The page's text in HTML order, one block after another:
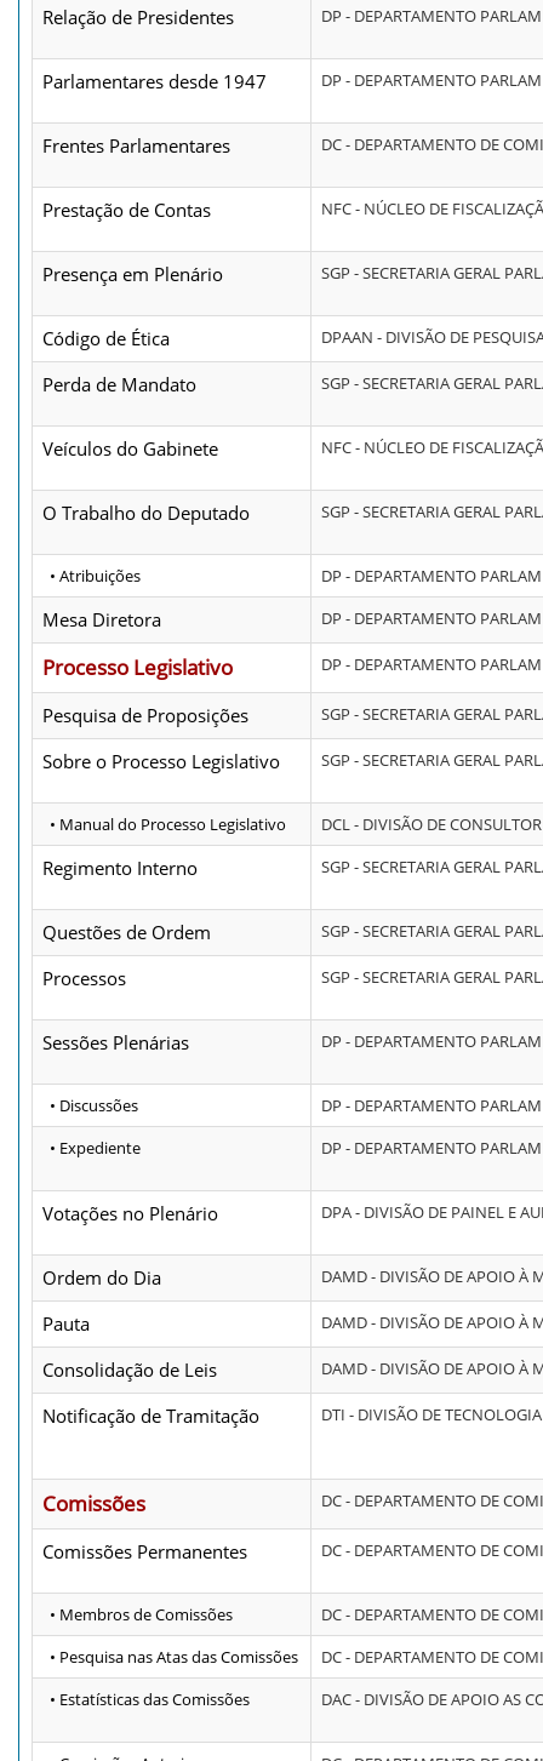
Relação de Presidentes DP - DEPARTAMENTO
Parlamentares desde 1947 DP - DEPARTAMENTO
Frentes Parlamentares DC - DEPARTAMENTO DE
Prestação de Contas NFC - NÚCLEO DE
Presença em Plenário SGP - SECRETARIA GERAL
Código de Ética DPAAN - DIVISÃO DE
Perda de Mandato SGP - SECRETARIA GERAL
Veículos do Gabinete NFC - NÚCLEO DE
O Trabalho do Deputado SGP - SECRETARIA GERAL
• Atribuições DP - DEPARTAMENTO
Mesa Diretora DP - DEPARTAMENTO
Processo Legislativo DP - DEPARTAMENTO
Pesquisa de Proposições SGP - SECRETARIA GERAL
Sobre o Processo Legislativo SGP - SECRETARIA GERAL
• Manual do Processo Legislativo DCL - DIVISÃO DE
Regimento Interno SGP - SECRETARIA GERAL
Questões de Ordem SGP - SECRETARIA GERAL
Processos SGP - SECRETARIA GERAL
Sessões Plenárias DP - DEPARTAMENTO
• Discussões
DP - DEPARTAMENTO
• Expediente
DP - DEPARTAMENTO
Votações no Plenário DPA - DIVISÃO DE PAINEL E
Ordem do Dia DAMD - DIVISÃO DE APOIO À
Pauta DAMD - DIVISÃO DE APOIO À
Consolidação de Leis DAMD - DIVISÃO DE APOIO À
Notificação de Tramitação DTI - DIVISÃO DE
Comissões DC - DEPARTAMENTO DE
Comissões Permanentes DC - DEPARTAMENTO DE
• Membros de Comissões
DC - DEPARTAMENTO DE
• Pesquisa nas Atas das Comissões
DC - DEPARTAMENTO DE
• Estatísticas das Comissões
DAC - DIVISÃO DE APOIO AS